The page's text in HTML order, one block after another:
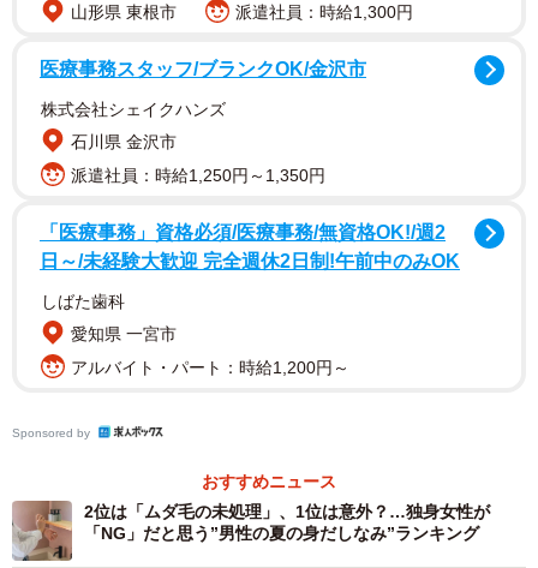
容皮膚科『メンズリゼ』調べ）
あなたは、ワキ毛のケアをしていますか？（出典：男性の美容皮膚科
が増えたと感じる」と回答。また、「ワキ毛を自己処理し
ている」は36.2％、「脱毛している」は9.4%と、合わせて
半数近くがケアしており、年代別では20代（自己処理
山形県 東根市
派遣社員：時給1,300円
医療事務スタッフ/ブランクOK/金沢市
株式会社シェイクハンズ
石川県 金沢市
派遣社員：時給1,250円～1,350円
「医療事務」資格必須/医療事務/無資格OK!/週2
日～/未経験大歓迎 完全週休2日制!午前中のみOK
しばた歯科
愛知県 一宮市
アルバイト・パート：時給1,200円～
Sponsored by
おすすめニュース
2位は「ムダ毛の未処理」、1位は意外？…独身女性が
「NG」だと思う”男性の夏の身だしなみ”ランキング